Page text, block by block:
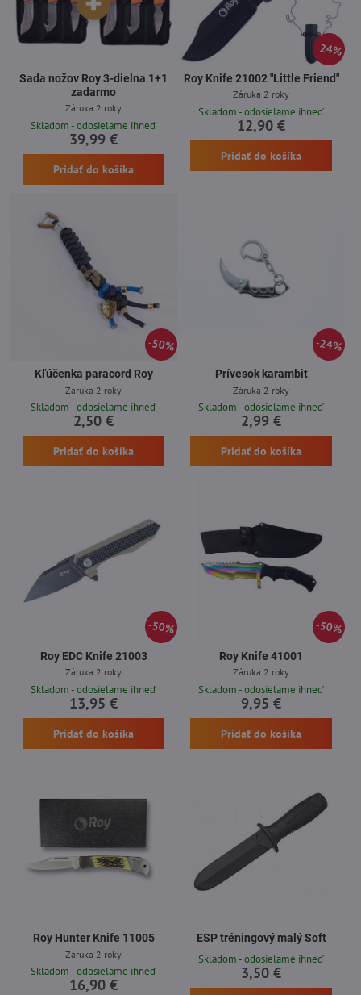
Sada nožov Roy 3-dielna 1+1
zadarmo
Záruka 2 roky
Skladom - odosielame ihneď
39,99 €
Pridať do košíka
24%
Roy Knife 21002 "Little Friend"
Záruka 2 roky
Skladom - odosielame ihneď
12,90 €
Pridať do košíka
50%
Kľúčenka paracord Roy
Záruka 2 roky
Skladom - odosielame ihneď
2,50 €
Pridať do košíka
24%
Prívesok karambit
Záruka 2 roky
Skladom - odosielame ihneď
2,99 €
Pridať do košíka
50%
Roy EDC Knife 21003
Záruka 2 roky
Skladom - odosielame ihneď
13,95 €
Pridať do košíka
50%
Roy Knife 41001
Záruka 2 roky
Skladom - odosielame ihneď
9,95 €
Pridať do košíka
Roy Hunter Knife 11005
Záruka 2 roky
Skladom - odosielame ihneď
16,90 €
ESP tréningový malý Soft
Skladom - odosielame ihneď
3,50 €